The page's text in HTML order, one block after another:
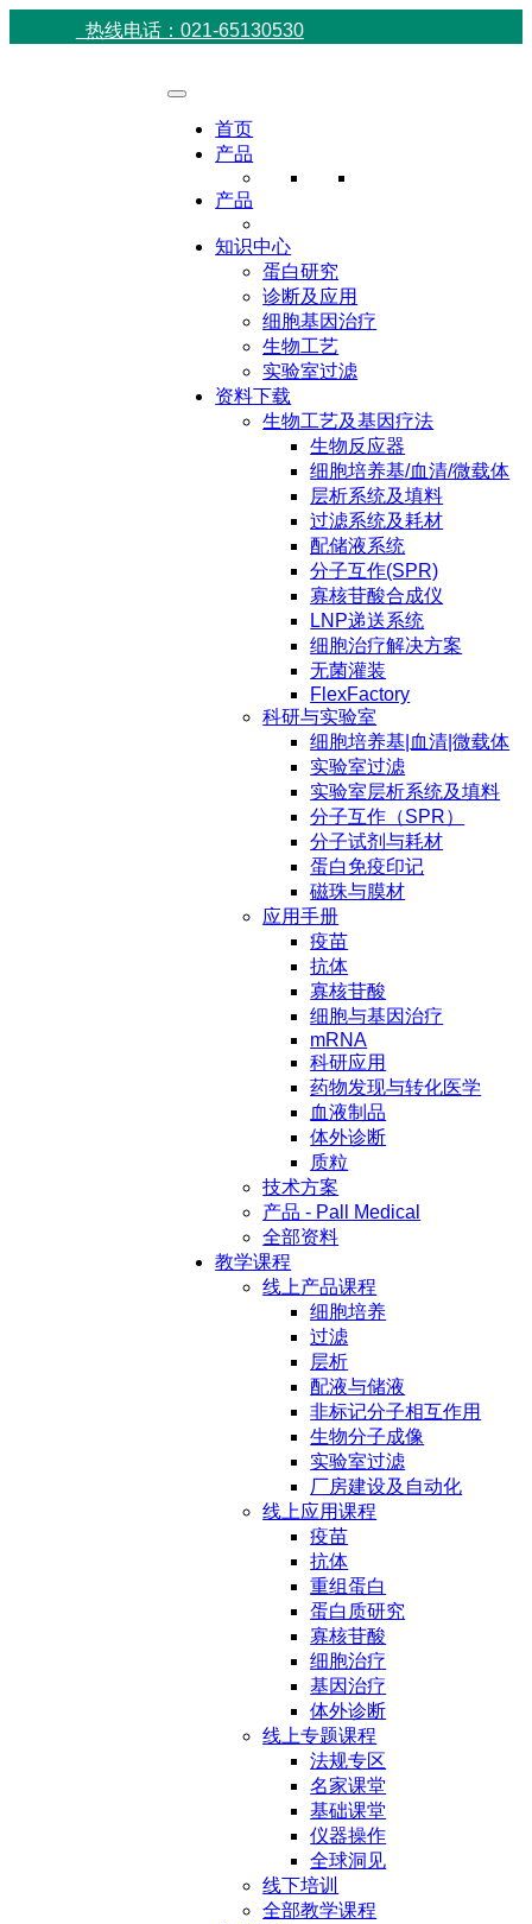
热线电话：021-65130530
首页
产品
产品
知识中心
蛋白研究
诊断及应用
细胞基因治疗
生物工艺
实验室过滤
资料下载
生物工艺及基因疗法
生物反应器
细胞培养基/血清/微载体
层析系统及填料
过滤系统及耗材
配储液系统
分子互作(SPR)
寡核苷酸合成仪
LNP递送系统
细胞治疗解决方案
无菌灌装
FlexFactory
科研与实验室
细胞培养基|血清|微载体
实验室过滤
实验室层析系统及填料
分子互作（SPR）
分子试剂与耗材
蛋白免疫印记
磁珠与膜材
应用手册
疫苗
抗体
寡核苷酸
细胞与基因治疗
mRNA
科研应用
药物发现与转化医学
血液制品
体外诊断
质粒
技术方案
产品 - Pall Medical
全部资料
教学课程
线上产品课程
细胞培养
过滤
层析
配液与储液
非标记分子相互作用
生物分子成像
实验室过滤
厂房建设及自动化
线上应用课程
疫苗
抗体
重组蛋白
蛋白质研究
寡核苷酸
细胞治疗
基因治疗
体外诊断
线上专题课程
法规专区
名家课堂
基础课堂
仪器操作
全球洞见
线下培训
全部教学课程